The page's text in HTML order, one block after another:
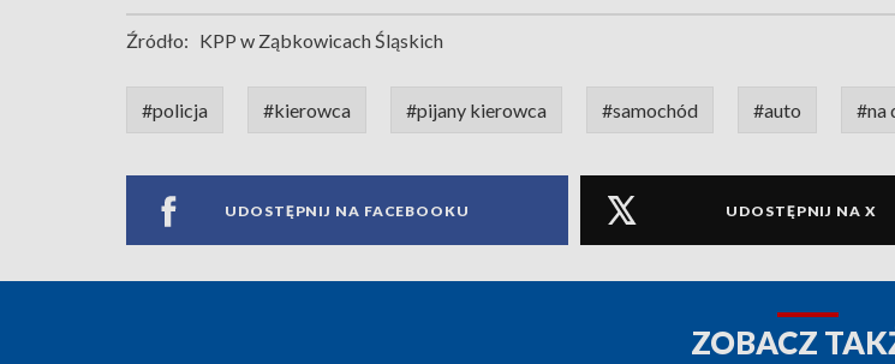
Źródło: KPP w Ząbkowicach Śląskich
#policja #kierowca #pijany kierowca #samochód #auto #na
UDOSTĘPNIJ NA FACEBOOKU UDOSTĘPNIJ NA X
ZOBACZ